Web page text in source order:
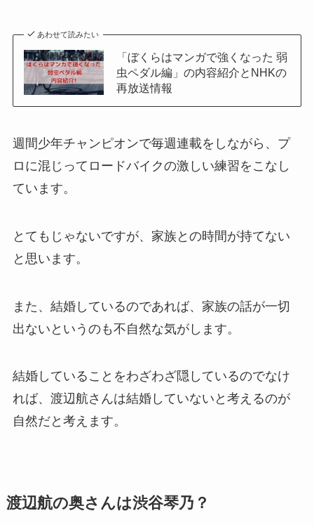
あわせて読みたい
「ぼくらはマンガで強くなった 弱
虫ペダル編」の内容紹介とNHKの
再放送情報
週間少年チャンピオンで毎週連載をしながら、プ
ロに混じってロードバイクの激しい練習をこなし
ています。
とてもじゃないですが、家族との時間が持てない
と思います。
また、結婚しているのであれば、家族の話が一切
出ないというのも不自然な気がします。
結婚していることをわざわざ隠しているのでなけ
れば、渡辺航さんは結婚していないと考えるのが
自然だと考えます。
渡辺航の奥さんは渋谷琴乃？